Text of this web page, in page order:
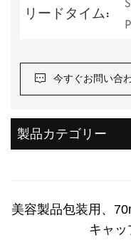
リードタイム:
今すぐお問い合
製品カテゴリー
美容製品包装用、
キャ